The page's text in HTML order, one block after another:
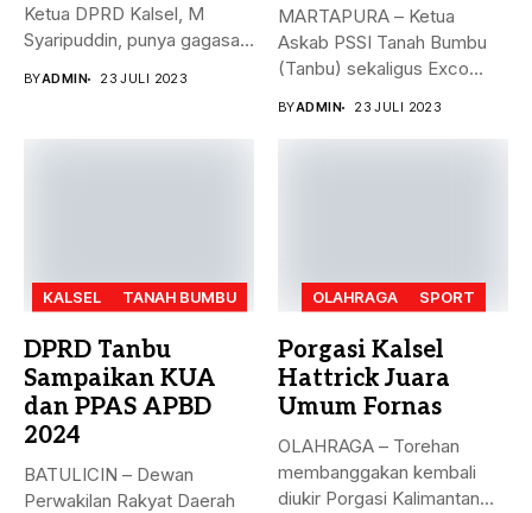
Ketua DPRD Kalsel, M
Syaripuddin, punya gagasan
BYADMIN 23 JULI 2023
MARTAPURA – Ketua
Askab PSSI Tanah Bumbu
(Tanbu) sekaligus Exco
BYADMIN 23 JULI 2023
KALSEL TANAH BUMBU
DPRD Tanbu
Sampaikan KUA
dan PPAS APBD
2024
BATULICIN – Dewan
Perwakilan Rakyat Daerah
OLAHRAGA SPORT
Porgasi Kalsel
Hattrick Juara
Umum Fornas
OLAHRAGA – Torehan
membanggakan kembali
diukir Porgasi Kalimantan